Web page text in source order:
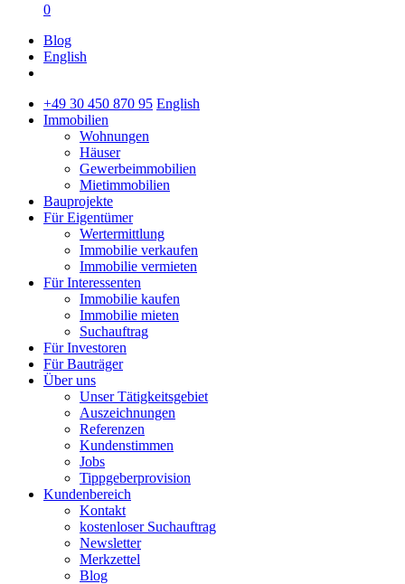
0
Blog
English
+49 30 450 870 95 English
Immobilien
Wohnungen
Häuser
Gewerbeimmobilien
Mietimmobilien
Bauprojekte
Für Eigentümer
Wertermittlung
Immobilie verkaufen
Immobilie vermieten
Für Interessenten
Immobilie kaufen
Immobilie mieten
Suchauftrag
Für Investoren
Für Bauträger
Über uns
Unser Tätigkeitsgebiet
Auszeichnungen
Referenzen
Kundenstimmen
Jobs
Tippgeberprovision
Kundenbereich
Kontakt
kostenloser Suchauftrag
Newsletter
Merkzettel
Blog